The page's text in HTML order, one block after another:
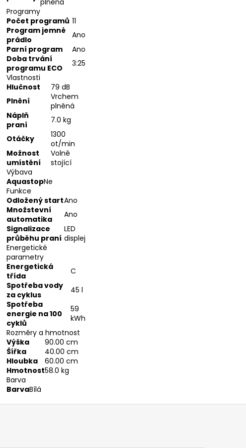
Programy
Počet programů 11
Program jemné
prádlo
Ano
Parní program
Ano
Doba trvání
programu ECO
3:25
Vlastnosti
Hlučnost
79 dB
Plnění
Vrchem
plněná
Náplň
praní
7.0 kg
Otáčky
1300
ot/min
Možnost
umístění
Volně
stojící
Výbava
AquastopNe
Funkce
Odložený startAno
Množstevní
automatika
Ano
Signalizace
průběhu praní
LED
displej
Energetické
parametry
Energetická
třída
C
Spotřeba vody
za cyklus
45 l
Spotřeba
energie na 100
cyklů
59
kWh
Rozměry a hmotnost
Výška
90.00 cm
Šířka
40.00 cm
Hloubka
60.00 cm
Hmotnost58.0 kg
Barva
BarvaBílá